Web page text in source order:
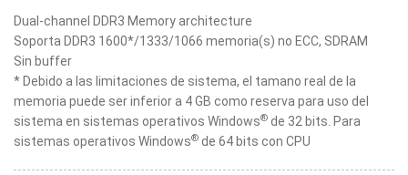
Dual-channel DDR3 Memory architecture
Soporta DDR3 1600*/1333/1066 memoria(s) no ECC, SDRAM
Sin buffer
* Debido a las limitaciones de sistema, el tamano real de la
memoria puede ser inferior a 4 GB como reserva para uso del
sistema en sistemas operativos Windows® de 32 bits. Para
sistemas operativos Windows® de 64 bits con CPU